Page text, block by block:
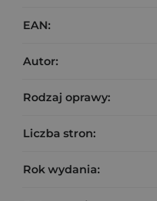
EAN:
Autor:
Rodzaj oprawy:
Liczba stron:
Rok wydania: